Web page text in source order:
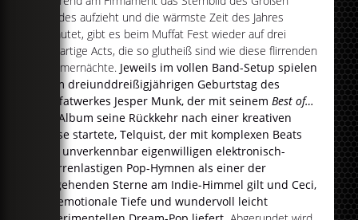
Hundes aufzieht und die wärmste Zeit des Jahres
einläutet, gibt es beim Muffat Fest wieder auf drei
großartige Acts, die so glutheiß sind wie diese flirrenden
Sommernächte. Jeweils im vollen Band-Setup spielen
beim dreiunddreißigjährigen Geburtstag des
Muffatwerkes Jesper Munk, der mit seinem Best of…
-Album seine Rückkehr nach einer kreativen
Pause startete, Telquist, der mit komplexen Beats
und unverkennbar eigenwilligen elektronisch-
gitarrenlastigen Pop-Hymnen als einer der
aufgehenden Sterne am Indie-Himmel gilt und Ceci,
die emotionale Tiefe und wundervoll leicht